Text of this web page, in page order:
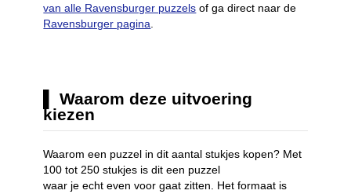
van alle Ravensburger puzzels of ga direct naar de
Ravensburger pagina.
Waarom deze uitvoering
kiezen
Waarom een puzzel in dit aantal stukjes kopen? Met
100 tot 250 stukjes is dit een puzzel
waar je echt even voor gaat zitten. Het formaat is